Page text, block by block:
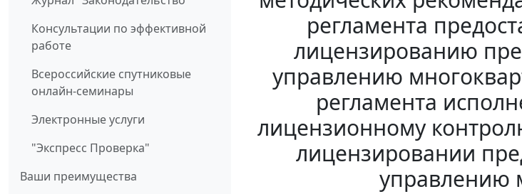
Консультации по эффективной
работе
Всероссийские спутниковые
онлайн-семинары
Электронные услуги
"Экспресс Проверка"
Ваши преимущества
регламента
лицензированию
управлению
регламента
лицензионному
лицензировании
управлению